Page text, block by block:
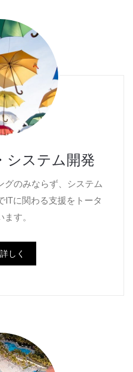
システム開発
グのみならず、システム
ITに関わる支援をトータ
す。
しく